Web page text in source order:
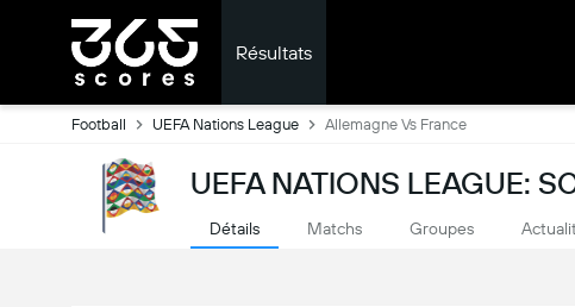
Résultats
Football UEFA Nations League Allemagne Vs France
UEFA NATIONS LEAGUE:
Détails Matchs Groupes